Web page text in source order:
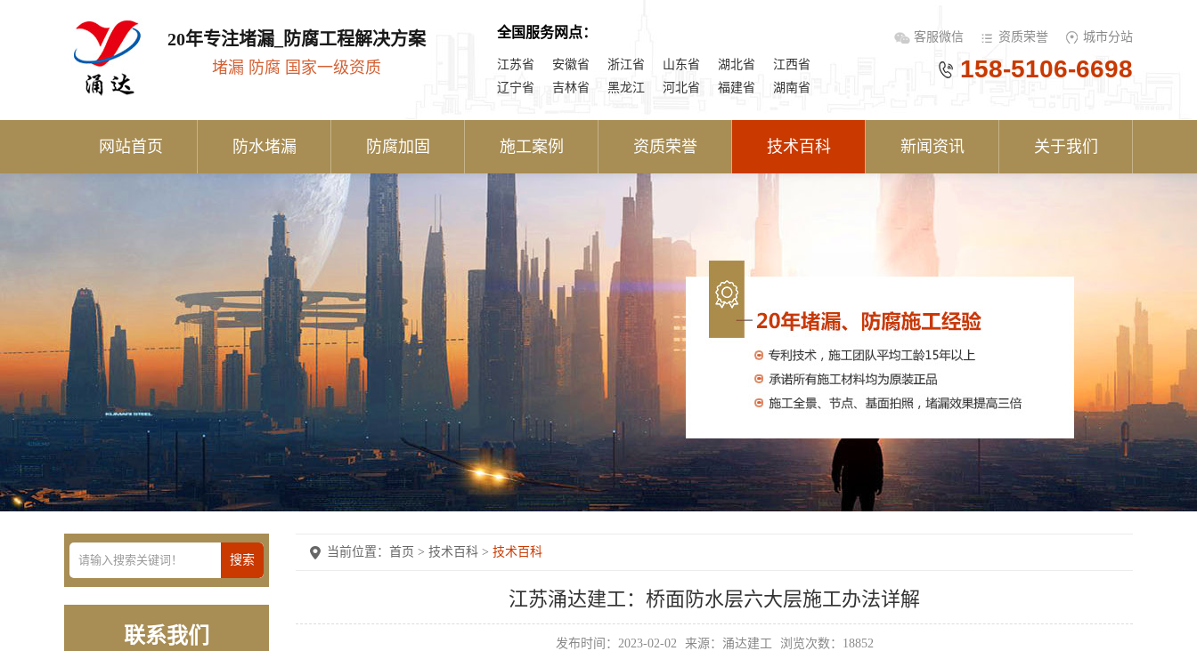
20年专注堵漏_防腐工程解决方案
堵漏 防腐 国家一级资质
全国服务网点：
江苏省 安徽省 浙江省 山东省 湖北省
江西省
辽宁省
吉林省 黑龙江 河北省 福建省 湖南省
客服微信 资质荣誉 城市分站
158-5106-6698
网站首页 防水堵漏 防腐加固 施工案例 资质荣誉 技术百科 新闻资讯 关于我们
联系我们
当前位置： 首页 > 技术百科 > 技术百科
江苏涌达建工：桥面防水层六大层施工办法详解
发布时间：2023-02-02 来源：涌达建工 浏览次数：18852